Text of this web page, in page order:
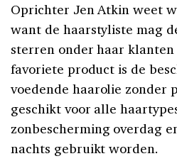
Oprichter Jen Atkin weet
want de haarstyliste mag
sterren onder haar klanten
favoriete product is de
voedende haarolie zonder
geschikt voor alle
zonbescherming overdag
nachts gebruikt worden.